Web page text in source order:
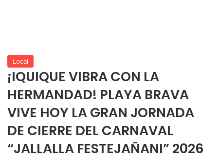
Local
¡IQUIQUE VIBRA CON LA
HERMANDAD! PLAYA BRAVA
VIVE HOY LA GRAN JORNADA
DE CIERRE DEL CARNAVAL
“JALLALLA FESTEJAÑANI” 2026